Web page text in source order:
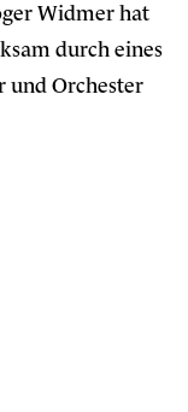
Widmer hat
durch eines
und Orchester